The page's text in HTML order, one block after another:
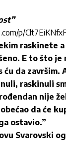
p/
raskinete
E to što je
ću da završim.
raskinuli
nije
da će
ostavio.”
Svarovski